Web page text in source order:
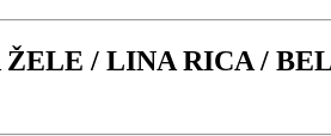
/ LINA RICA /